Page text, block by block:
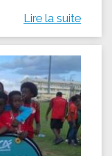
Lire la suite